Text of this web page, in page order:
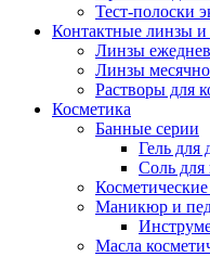
Тест-полоски
Контактные линзы и
Линзы
Линзы
Растворы для
Косметика
Банные серии
Гель для
Соль для
Маникюр и
Масла